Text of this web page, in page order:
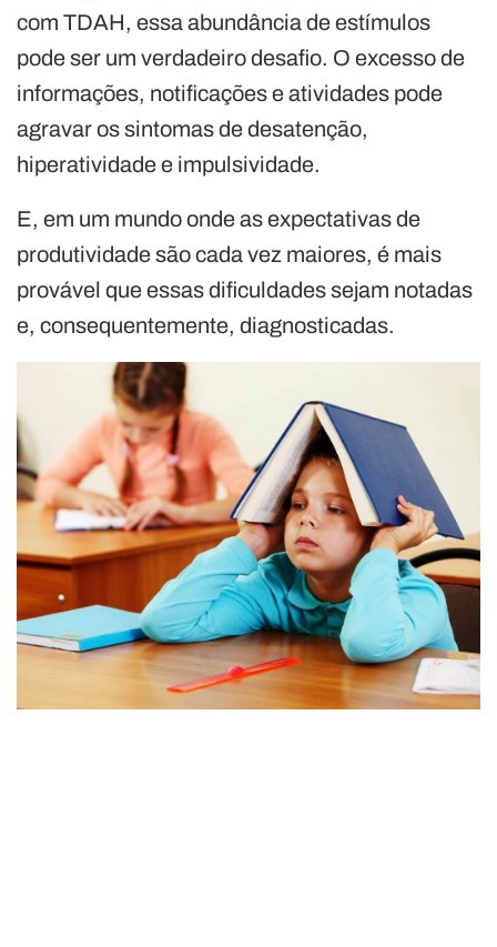
com TDAH, essa abundância de estímulos
pode ser um verdadeiro desafio. O excesso de
informações, notificações e atividades pode
agravar os sintomas de desatenção,
hiperatividade e impulsividade.
E, em um mundo onde as expectativas de
produtividade são cada vez maiores, é mais
provável que essas dificuldades sejam notadas
e, consequentemente, diagnosticadas.